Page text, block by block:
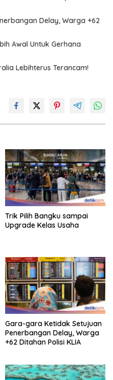
Delay, Warga +62
Awal Untuk Gerhana
Lebihterus Terancam!
Trik Pilih Bangku sampai
Upgrade Kelas Usaha
Gara-gara Ketidak Setujuan
Penerbangan Delay, Warga
+62 Ditahan Polisi KLIA